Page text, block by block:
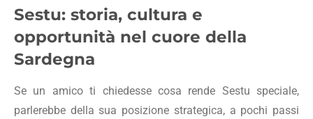
Sestu: storia, cultura e
opportunità nel cuore della
Sardegna
Se un amico ti chiedesse cosa rende Sestu speciale,
parlerebbe della sua posizione strategica, a pochi passi